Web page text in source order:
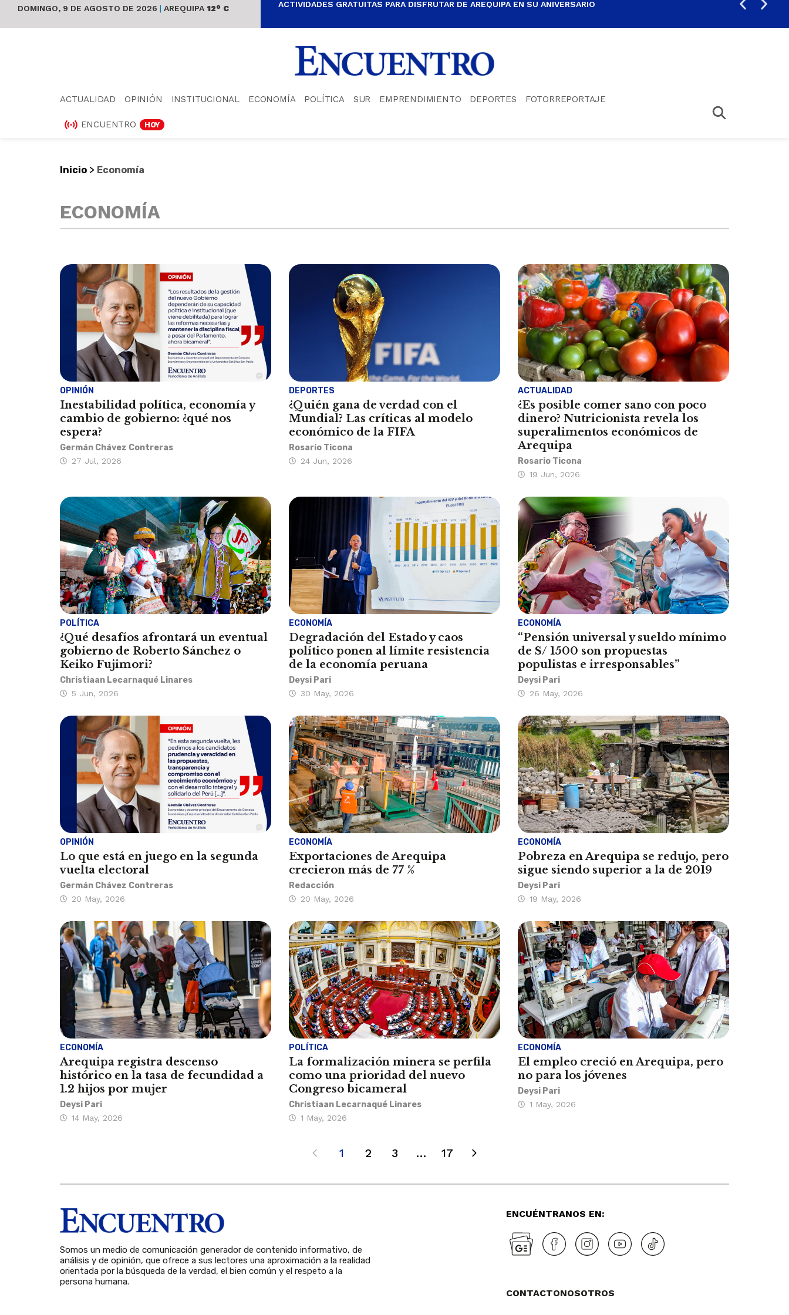
DOMINGO, 9 DE AGOSTO DE 2026 | AREQUIPA 12° C ACTIVIDADES GRATUITAS PARA DISFRUTAR DE AREQUIPA EN SU ANIVERSARIO
ACTUALIDAD OPINIÓN INSTITUCIONAL ECONOMÍA POLÍTICA SUR EMPRENDIMIENTO DEPORTES FOTORREPORTAJE
ENCUENTRO HOY
Inicio > Economía
ECONOMÍA
OPINIÓN
Inestabilidad política, economía y
cambio de gobierno: ¿qué nos
espera?
Germán Chávez Contreras
27 Jul, 2026
DEPORTES
¿Quién gana de verdad con el
Mundial? Las críticas al modelo
económico de la FIFA
Rosario Ticona
24 Jun, 2026
ACTUALIDAD
¿Es posible comer sano con poco
dinero? Nutricionista revela los
superalimentos económicos de
Arequipa
Rosario Ticona
19 Jun, 2026
POLÍTICA
¿Qué desafíos afrontará un eventual
gobierno de Roberto Sánchez o
Keiko Fujimori?
Christiaan Lecarnaqué Linares
5 Jun, 2026
ECONOMÍA
Degradación del Estado y caos
político ponen al límite resistencia
de la economía peruana
Deysi Pari
30 May, 2026
ECONOMÍA
“Pensión universal y sueldo mínimo
de S/ 1500 son propuestas
populistas e irresponsables”
Deysi Pari
26 May, 2026
OPINIÓN
Lo que está en juego en la segunda
vuelta electoral
Germán Chávez Contreras
20 May, 2026
ECONOMÍA
Exportaciones de Arequipa
crecieron más de 77 %
Redacción
20 May, 2026
ECONOMÍA
Pobreza en Arequipa se redujo, pero
sigue siendo superior a la de 2019
Deysi Pari
19 May, 2026
ECONOMÍA
Arequipa registra descenso
histórico en la tasa de fecundidad a
1.2 hijos por mujer
Deysi Pari
14 May, 2026
POLÍTICA
La formalización minera se perfila
como una prioridad del nuevo
Congreso bicameral
Christiaan Lecarnaqué Linares
1 May, 2026
ECONOMÍA
El empleo creció en Arequipa, pero
no para los jóvenes
Deysi Pari
1 May, 2026
1 2 3 … 17
Somos un medio de comunicación generador de contenido informativo, de
análisis y de opinión, que ofrece a sus lectores una aproximación a la realidad
orientada por la búsqueda de la verdad, el bien común y el respeto a la
persona humana.
ENCUÉNTRANOS EN:
CONTACTONOSOTROS